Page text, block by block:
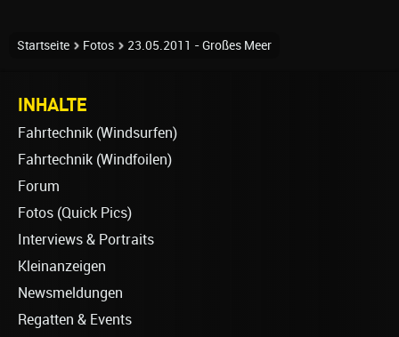
Startseite Fotos 23.05.2011 - Großes Meer
INHALTE
Fahrtechnik (Windsurfen)
Fahrtechnik (Windfoilen)
Forum
Fotos (Quick Pics)
Interviews & Portraits
Kleinanzeigen
Newsmeldungen
Regatten & Events